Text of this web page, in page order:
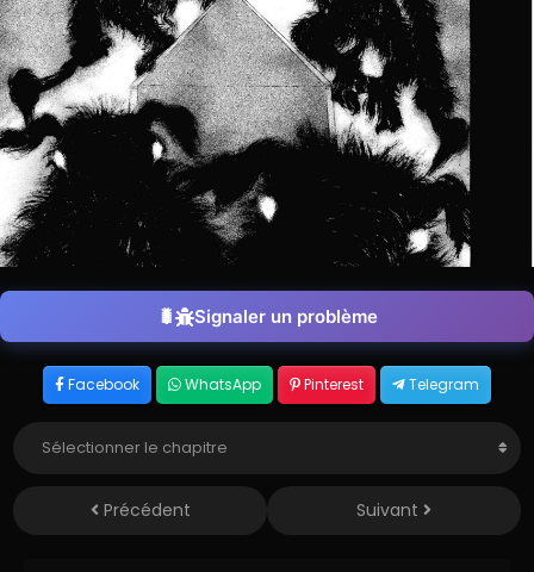
Signaler un problème
Facebook WhatsApp Pinterest Telegram
Précédent Suivant